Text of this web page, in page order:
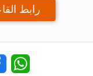
رابط